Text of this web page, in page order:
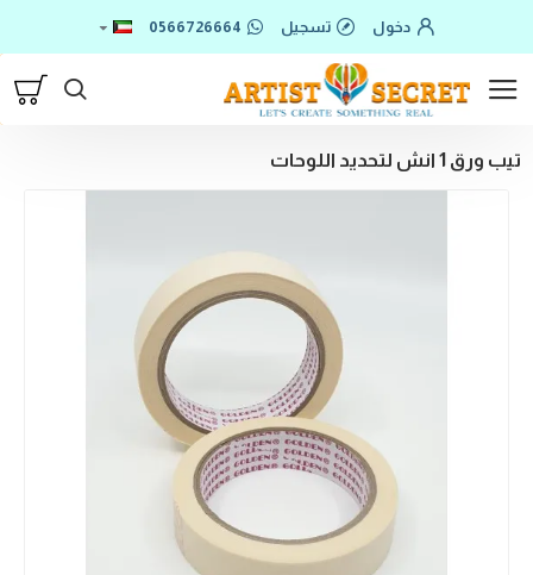
دخول تسجيل 0566726664
تيب ورق 1 انش لتحديد اللوحات